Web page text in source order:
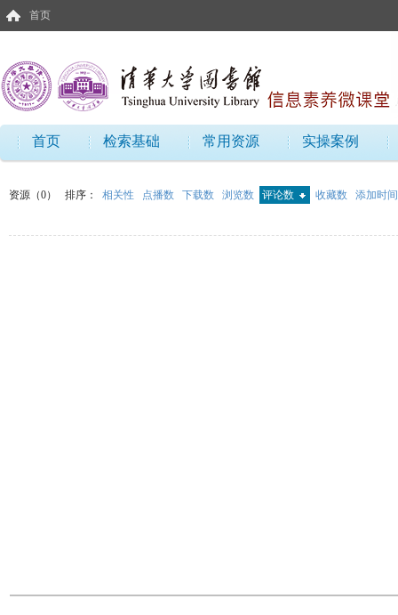
首页
首页 检索基础 常用资源 实操案例
资源（0） 排序： 相关性 点播数 下载数 浏览数 评论数 收藏数 添加时间